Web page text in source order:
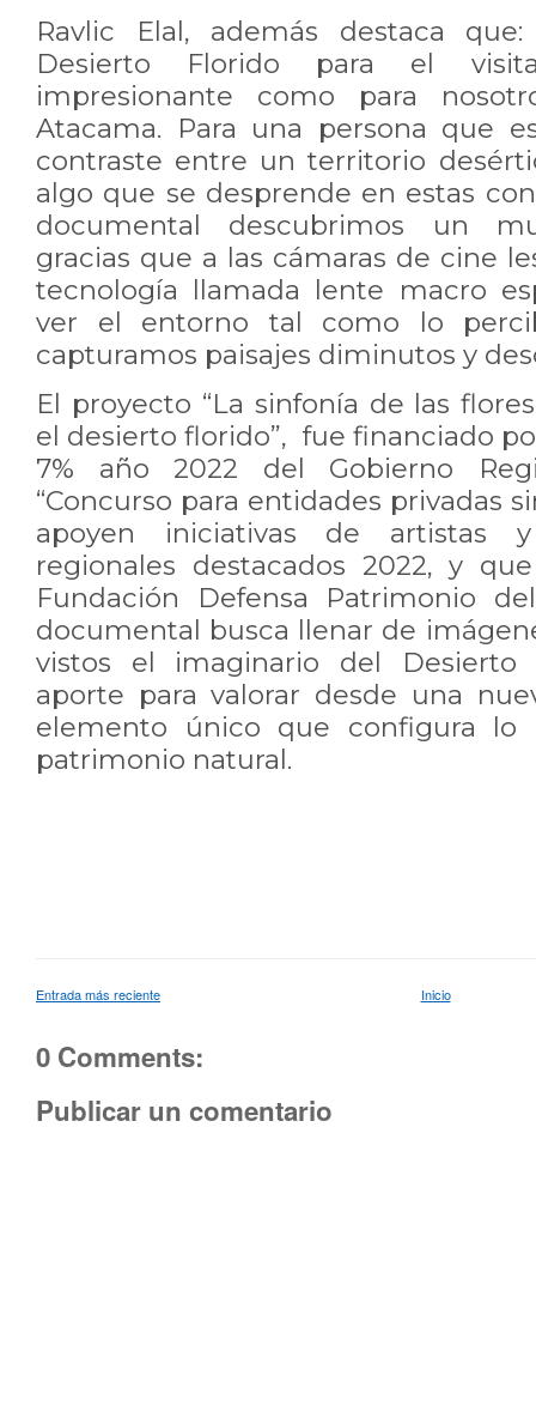
Ravlic Elal, además destaca
Desierto Florido para el
impresionante como para
Atacama. Para una persona que
contraste entre un territorio
algo que se desprende en estas
documental descubrimos un
gracias que a las cámaras de cine
tecnología llamada lente macro
ver el entorno tal como lo
capturamos paisajes diminutos y
El proyecto “La sinfonía de las
el desierto florido”, fue financiado
7% año 2022 del Gobierno
“Concurso para entidades privadas
apoyen iniciativas de artistas
regionales destacados 2022, y
Fundación Defensa Patrimonio
documental busca llenar de
vistos el imaginario del Desierto
aporte para valorar desde una
elemento único que configura lo
patrimonio natural.
Entrada más reciente Inicio
0 Comments:
Publicar un comentario